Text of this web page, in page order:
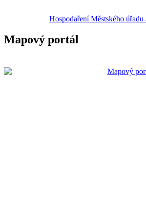
Hospodaření Městského úřadu
Mapový portál